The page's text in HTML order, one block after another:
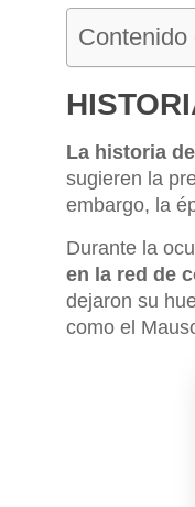
Contenido
La historia
sugieren la
embargo, la
Durante la
en la red de
dejaron su
como el